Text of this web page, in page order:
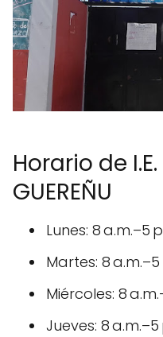
Horario de I.E.
GUEREÑU
Lunes: 8 a.m.–5
Martes: 8 a.m.–5
Miércoles: 8
Jueves: 8 a.m.–5